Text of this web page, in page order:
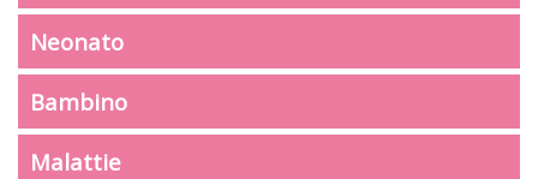
Neonato
Bambino
Malattie